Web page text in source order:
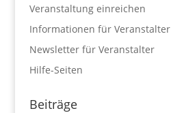
Veranstaltung einreichen
Informationen für Veranstalter
Newsletter für Veranstalter
Hilfe-Seiten
Beiträge